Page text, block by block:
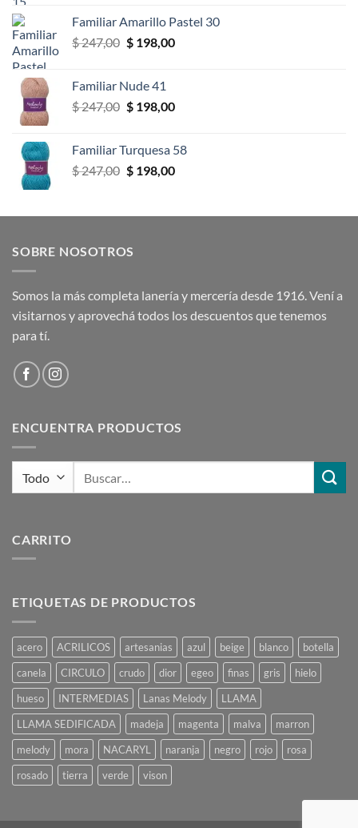
era:
$ 247,00.
es:
$ 198,00.
Familiar Amarillo Pastel 30
$247,00 El
era:
$ 247,00.
$198,00El
$ 198,00.
Familiar Nude 41
$247,00 El
era:
$ 247,00.
$198,00El
es:
$ 198,00.
Familiar Turquesa 58
$247,00 El
era:
$198,00El
es:
SOBRE NOSOTROS
Somos la más completa lanería y mercería desde 1916. Vení a
visitarnos y aprovechá todos los descuentos que tenemos
para tí.
ENCUENTRA PRODUCTOS
CARRITO
ETIQUETAS DE PRODUCTOS
acero ACRILICOS artesanias azul beige blanco
botella
canela
CIRCULO crudo dior egeo finas gris
hielo
hueso
INTERMEDIAS Lanas Melody
LLAMA
LLAMA SEDIFICADA
madeja magenta malva
marron
melody
mora NACARYL naranja negro rojo
rosa
rosado
tierra verde vison